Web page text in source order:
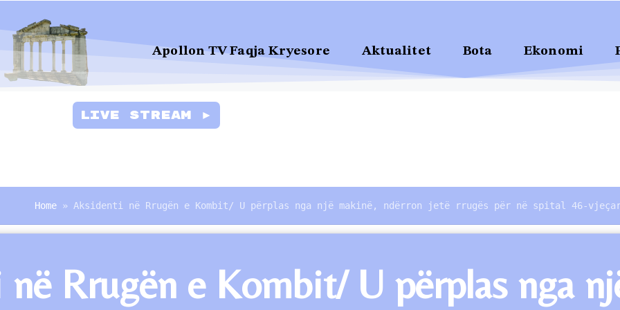
Apollon TV Faqja Kryesore Aktualitet Bota Ekonomi
Live Stream ►
Home » Aksidenti në Rrugën e Kombit/ U përplas nga një makinë, ndërron jetë rrugës për në spital 46-
Rrugën e Kombit/ U përplas nga